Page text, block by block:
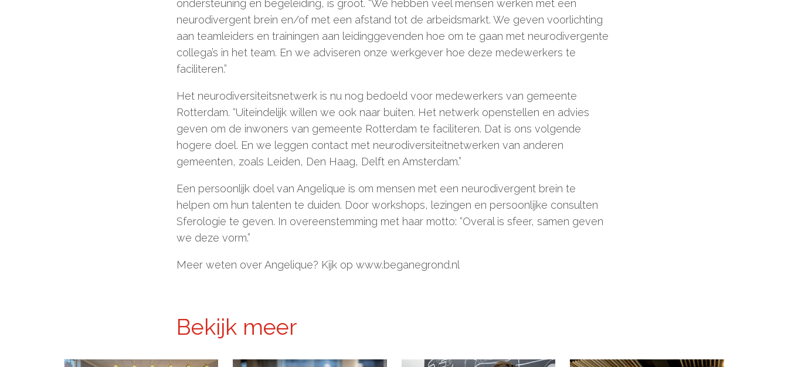
ondersteuning en begeleiding, is groot. “We hebben veel mensen werken met een
neurodivergent brein en/of met een afstand tot de arbeidsmarkt. We geven voorlichting
aan teamleiders en trainingen aan leidinggevenden hoe om te gaan met neurodivergente
collega’s in het team. En we adviseren onze werkgever hoe deze medewerkers te
faciliteren.”
Het neurodiversiteitsnetwerk is nu nog bedoeld voor medewerkers van gemeente
Rotterdam. “Uiteindelijk willen we ook naar buiten. Het netwerk openstellen en advies
geven om de inwoners van gemeente Rotterdam te faciliteren. Dat is ons volgende
hogere doel. En we leggen contact met neurodiversiteitnetwerken van anderen
gemeenten, zoals Leiden, Den Haag, Delft en Amsterdam.”
Een persoonlijk doel van Angelique is om mensen met een neurodivergent brein te
helpen om hun talenten te duiden. Door workshops, lezingen en persoonlijke consulten
Sferologie te geven. In overeenstemming met haar motto: “Overal is sfeer, samen geven
we deze vorm.”
Meer weten over Angelique? Kijk op www.beganegrond.nl
Bekijk meer